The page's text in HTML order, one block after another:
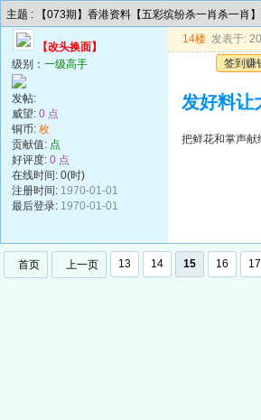
主题 : 【073期】香港资料【五彩缤纷杀一肖杀一肖
【改头换面】
级别： 一级高手
发帖:
威望: 0 点
铜币: 枚
贡献值: 点
好评度: 0 点
在线时间: 0(时)
注册时间: 1970-01-01
最后登录: 1970-01-01
14楼 发表于:
签到赚
发好料让
把鲜花和掌声献
首页 上一页 13 14 15 16 17